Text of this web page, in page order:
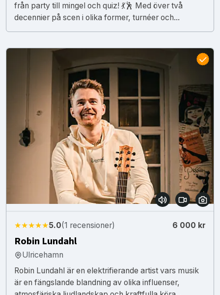
från party till mingel och quiz! 💃🕺 Med över två
decennier på scen i olika former, turnéer och...
★★★★★5.0(1 recensioner) 6 000 kr
Robin Lundahl
Ulricehamn
Robin Lundahl är en elektrifierande artist vars musik
är en fängslande blandning av olika influenser,